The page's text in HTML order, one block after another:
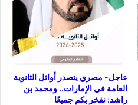
عاجل- مصري يتصدر أوائل الثانوية
العامة في الإمارات.. ومحمد بن
راشد: نفخر بكم جميعًا